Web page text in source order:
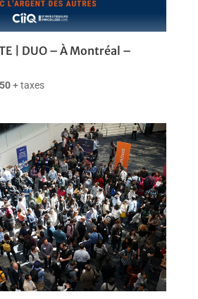
| DUO – À Montréal –
Le
est :
$8,692.50.
+ taxes